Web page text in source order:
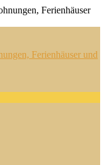
Ferienhäuser und